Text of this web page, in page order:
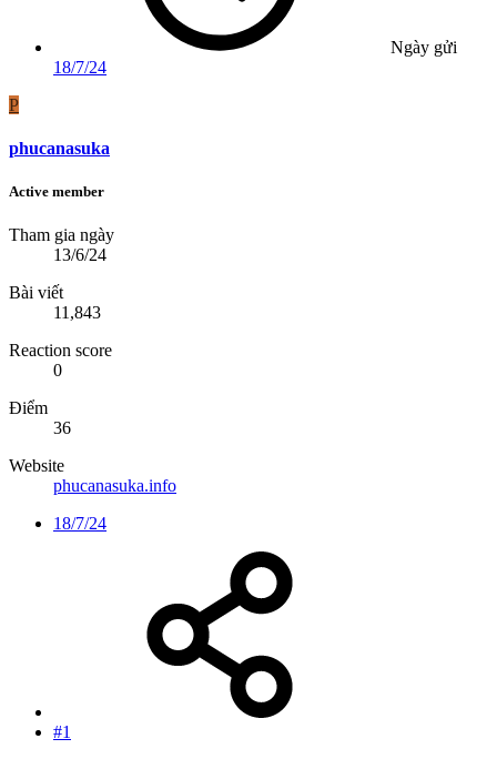
Ngày gửi
18/7/24
P
phucanasuka
Active member
Tham gia ngày
13/6/24
Bài viết
11,843
Reaction score
0
Điểm
36
Website
phucanasuka.info
18/7/24
#1